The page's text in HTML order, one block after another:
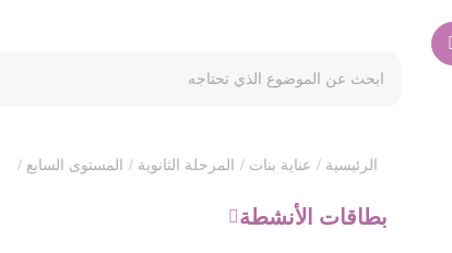
الرئيسية / عناية بنات / المرحلة الثانوية / المستوى السابع /
بطاقات الأنشطة